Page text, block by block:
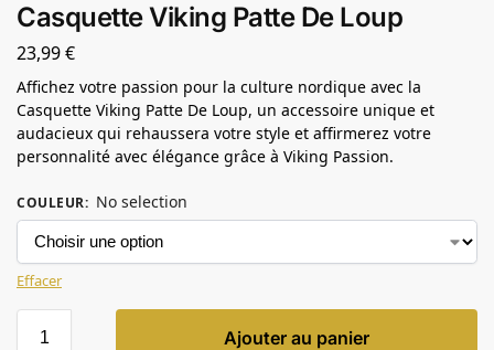
Casquette Viking Patte De Loup
23,99€
Affichez votre passion pour la culture nordique avec la
Casquette Viking Patte De Loup, un accessoire unique et
audacieux qui rehaussera votre style et affirmerez votre
personnalité avec élégance grâce à Viking Passion.
COULEUR: No selection
Effacer
Ajouter au panier